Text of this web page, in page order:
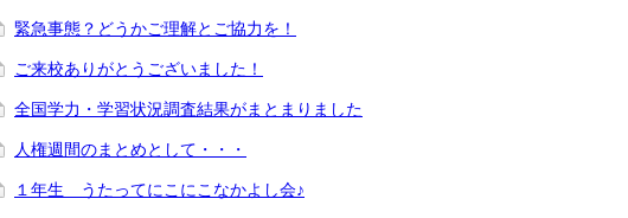
緊急事態？どうかご理解とご協力を！
ご来校ありがとうございました！
全国学力・学習状況調査結果がまとまりました
人権週間のまとめとして・・・
１年生 うたってにこにこなかよし会♪